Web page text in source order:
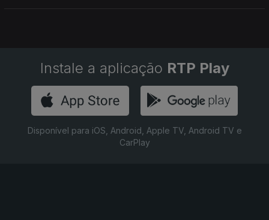
Instale a aplicação RTP Play
Disponível para iOS, Android, Apple TV, Android TV e
CarPlay